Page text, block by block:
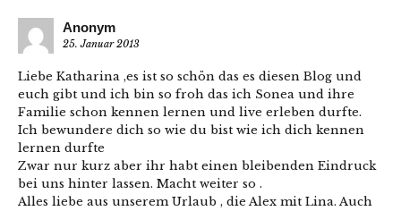
Anonym
25. Januar 2013
Liebe Katharina ,es ist so schön das es diesen Blog und
euch gibt und ich bin so froh das ich Sonea und ihre
Familie schon kennen lernen und live erleben durfte.
Ich bewundere dich so wie du bist wie ich dich kennen
lernen durfte
Zwar nur kurz aber ihr habt einen bleibenden Eindruck
bei uns hinter lassen. Macht weiter so .
Alles liebe aus unserem Urlaub , die Alex mit Lina. Auch